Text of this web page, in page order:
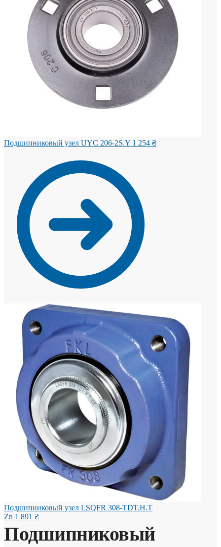
Подшипниковый узел UYC 206-2S.Y 1 254 ₴
Подшипниковый узел LSQFR 308-TDT.H.T
Zn 1 891 ₴
Подшипниковый